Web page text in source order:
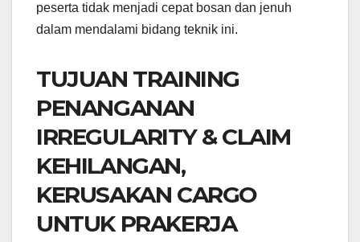
peserta tidak menjadi cepat bosan dan jenuh
dalam mendalami bidang teknik ini.
TUJUAN TRAINING
PENANGANAN
IRREGULARITY & CLAIM
KEHILANGAN,
KERUSAKAN CARGO
UNTUK PRAKERJA